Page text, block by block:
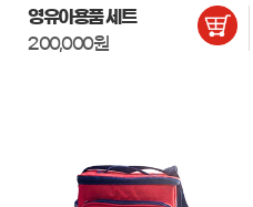
영유아용품 세트
200,000원